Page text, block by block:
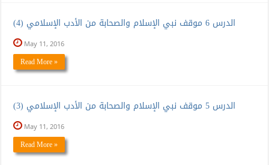
الدرس 6 موقف نبي الإسلام والصحابة من الأدب الإسلامي (4)
May 11, 2016
Read More »
الدرس 5 موقف نبي الإسلام والصحابة من الأدب الإسلامي (3)
May 11, 2016
Read More »